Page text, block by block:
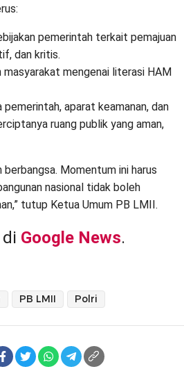
pemerintah terkait pemajuan
dan kritis.
masyarakat mengenai literasi HAM
aparat keamanan, dan
ruang publik yang aman,
Momentum ini harus
nasional tidak boleh
tutup Ketua Umum PB LMII.
Google News.
PB LMII Polri